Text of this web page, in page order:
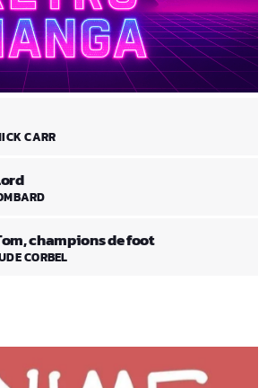
champions de foot
CORBEL
CARR